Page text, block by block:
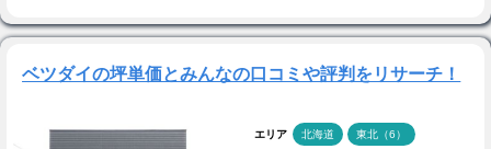
ベツダイの坪単価とみんなの口コミや評判をリサーチ！
エリア 北海道 東北（6）